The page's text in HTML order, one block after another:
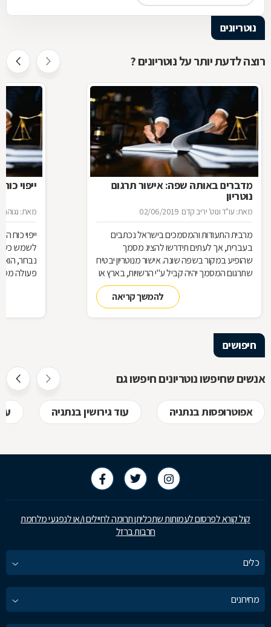
נוטריונים
רוצה לדעת יותר על נוטריונים ?
מדברים באותה שפה: אישור תרגום
נוטריון
מאת: עו"ד ונוט' יריב קדם 02/06/2019
מרבית התעודות והמסמכים בישראל נכתבים
בעברית, אך לעתים תידרשו להציג מסמך
שהופיע במקור בשפה שונה. אישור מנוטריון יבטיח
שתרגום המסמך יהיה קביל ע"י הרשויות, בארץ או
להמשך קריאה
ייפוי
מאת: נגוהה
ייפוי
לשמש
נבחר, הוא
פעולה
חוזר,
לקבל,
בשמכם
חיפושים
אנשים שחיפשו נוטריונים חיפשו גם
אפוטרופסות בנתניה עוד גירושין בנתניה
קול קורא לפרסום לעמותות שתכליתן תרומה לחיילים ו/או לנפגעי מלחמת
חרבות ברזל
כלים
מחירונים